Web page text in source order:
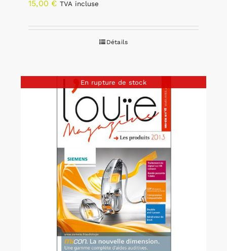
15,00 € TVA incluse
Détails
En rupture de stock